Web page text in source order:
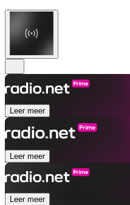
Leer meer
Leer meer
Leer meer